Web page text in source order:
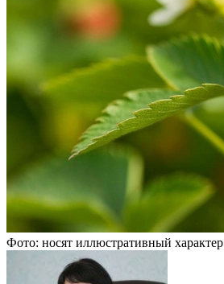
Фото: носят иллюстративный характер